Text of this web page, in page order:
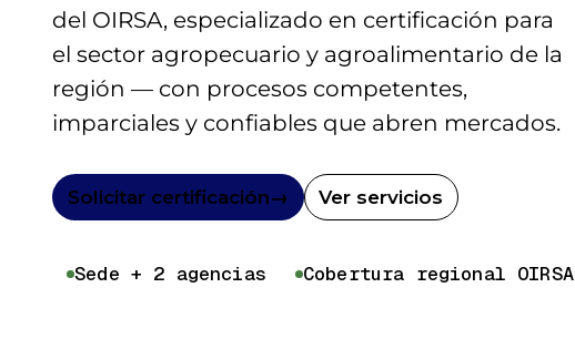
del OIRSA, especializado en certificación para
el sector agropecuario y agroalimentario de la
región — con procesos competentes,
imparciales y confiables que abren mercados.
Solicitar certificación→ Ver servicios
Sede + 2 agencias Cobertura regional OIRSA